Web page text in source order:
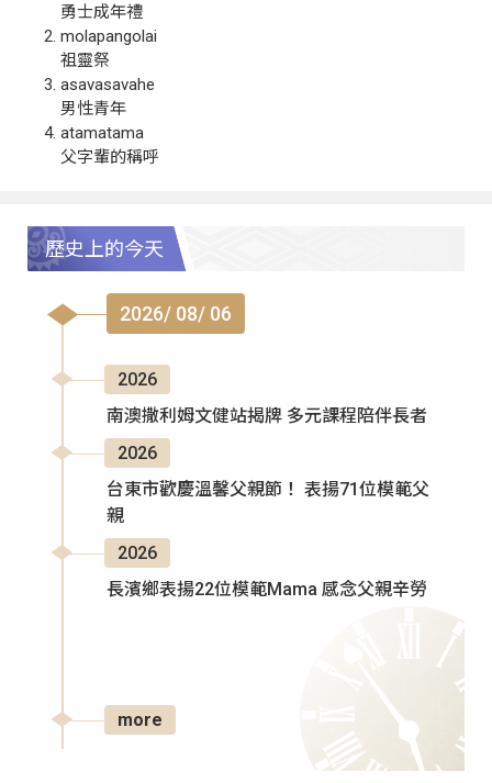
勇士成年禮
molapangolai
祖靈祭
asavasavahe
男性青年
atamatama
父字輩的稱呼
歷史上的今天
2026/ 08/ 06
2026
南澳撒利姆文健站揭牌 多元課程陪伴長者
2026
台東市歡慶溫馨父親節！ 表揚71位模範父
親
2026
長濱鄉表揚22位模範Mama 感念父親辛勞
more